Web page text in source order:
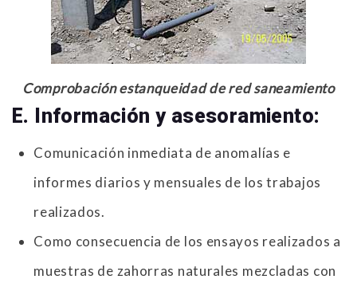
Comprobación estanqueidad de red saneamiento
E. Información y asesoramiento:
Comunicación inmediata de anomalías e
informes diarios y mensuales de los trabajos
realizados.
Como consecuencia de los ensayos realizados a
muestras de zahorras naturales mezcladas con